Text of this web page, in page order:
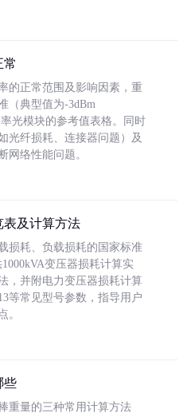
常
的正常范围及影响因素，重
（典型值为-3dBm
光模块的参考值表格。同时
光纤损耗、连接器问题）及
网络性能问题。
表及计算方法
损耗、负载损耗的国家标准
1000kVA变压器损耗计算实
，并附电力变压器损耗计算
等常见型号参数，指导用户
。
些
重量的三种常用计算方法